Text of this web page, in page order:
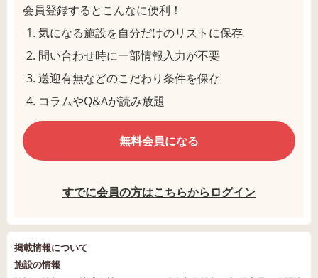
会員登録するとこんなに便利！
気になる施設を自分だけのリストに保存
問い合わせ時に一部情報入力が不要
送迎有無などのこだわり条件を保存
コラムやQ&Aが読み放題
無料会員になる
すでに会員の方はこちらからログイン
掲載情報について
施設の情報